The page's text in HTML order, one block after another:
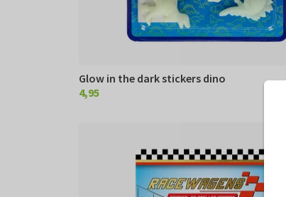
Glow in the dark stickers dino
€ 4,95
4,95